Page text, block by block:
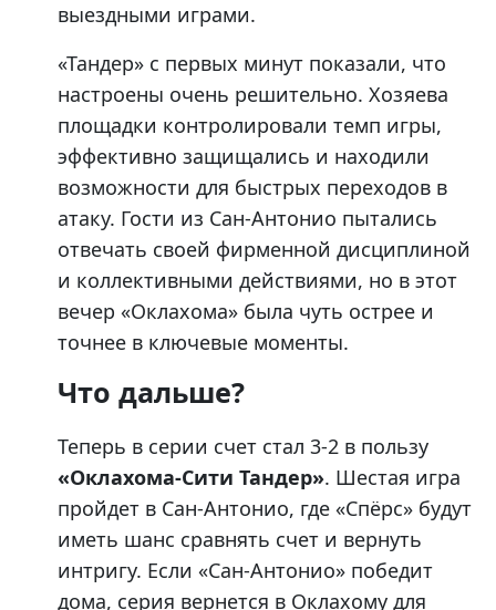
выездными играми.
«Тандер» с первых минут показали, что
настроены очень решительно. Хозяева
площадки контролировали темп игры,
эффективно защищались и находили
возможности для быстрых переходов в
атаку. Гости из Сан-Антонио пытались
отвечать своей фирменной дисциплиной
и коллективными действиями, но в этот
вечер «Оклахома» была чуть острее и
точнее в ключевые моменты.
Что дальше?
Теперь в серии счет стал 3-2 в пользу
«Оклахома-Сити Тандер». Шестая игра
пройдет в Сан-Антонио, где «Спёрс» будут
иметь шанс сравнять счет и вернуть
интригу. Если «Сан-Антонио» победит
дома, серия вернется в Оклахому для